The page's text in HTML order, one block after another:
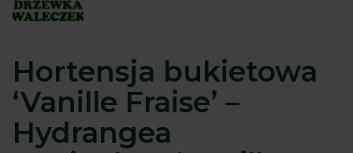
Hortensja bukietowa
‘Vanille Fraise’ –
Hydrangea